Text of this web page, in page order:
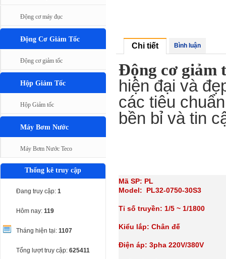
Động cơ máy đục
Động Cơ Giảm Tốc
Động cơ giảm tốc
Hộp Giảm Tốc
Hộp Giảm tốc
Máy Bơm Nước
Máy Bơm Nước Teco
Thống kê truy cập
Đang truy cập: 1
Hôm nay: 119
Tháng hiện tại: 1107
Tổng lượt truy cập: 625411
Chi tiết Bình luận
Động cơ giảm
hiện đại và
các tiêu
bền bỉ và tin
Mã SP: PL
Model: PL32-0750-30S3
Tỉ số truyền: 1/5 ~ 1/1800
Kiểu lắp: Chân đế
Điện áp: 3pha 220V/380V